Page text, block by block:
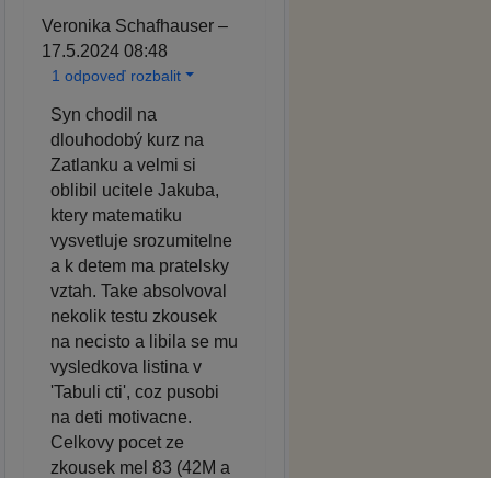
Veronika Schafhauser –
17.5.2024 08:48
1 odpoveď rozbalit
Syn chodil na
dlouhodobý kurz na
Zatlanku a velmi si
oblibil ucitele Jakuba,
ktery matematiku
vysvetluje srozumitelne
a k detem ma pratelsky
vztah. Take absolvoval
nekolik testu zkousek
na necisto a libila se mu
vysledkova listina v
'Tabuli cti', coz pusobi
na deti motivacne.
Celkovy pocet ze
zkousek mel 83 (42M a